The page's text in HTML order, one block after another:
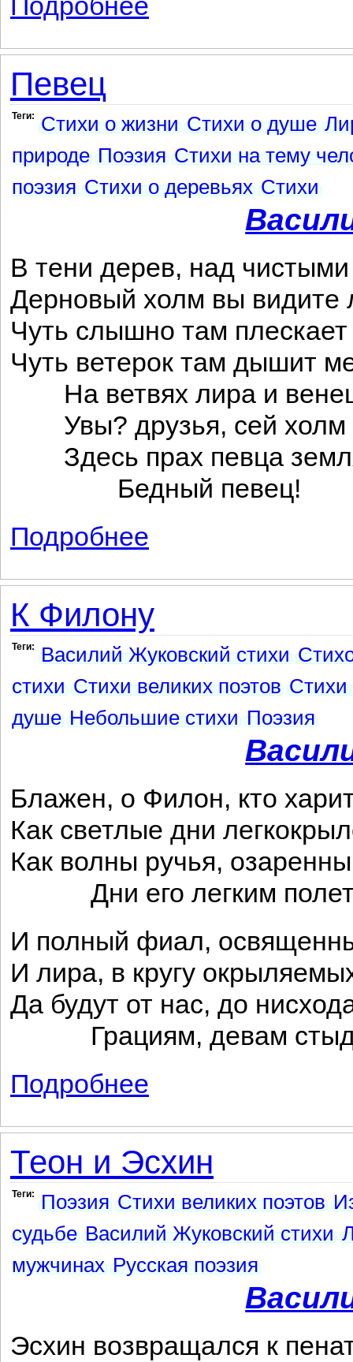
Подробнее
Певец
Теги: Стихи о жизни Стихи о душе
природе Поэзия Стихи на тему
поэзия Стихи о деревьях Стихи
В тени дерев, над
Дерновый холм вы видите
Чуть слышно там плескает
Чуть ветерок там дышит
На ветвях лира и
Увы? друзья, сей холм
Здесь прах певца
Бедный певец!
Подробнее
К Филону
Теги: Василий Жуковский стихи
стихи Стихи великих поэтов Стихи
душе Небольшие стихи Поэзия
Блажен, о Филон, кто
Как светлые дни
Как волны ручья,
Дни его легким
И полный фиал,
И лира, в кругу
Да будут от нас, до
Грациям, девам
Подробнее
Теон и Эсхин
Теги: Поэзия Стихи великих поэтов
судьбе Василий Жуковский стихи
мужчинах Русская поэзия
Эсхин возвращался к